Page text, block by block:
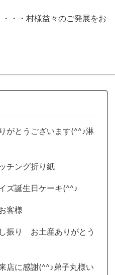
・村様益々のご発展をお
がとうございます(^^♪淋
チング折り紙
ズ誕生日ケーキ(^^♪
客様
振り お土産ありがとう
店に感謝(^^♪弟子丸様い